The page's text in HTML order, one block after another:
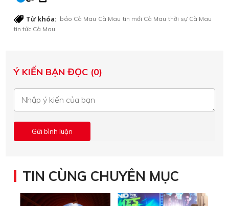
Từ khóa: báo Cà Mau Cà Mau tin mới Cà Mau thời sự Cà Mau
tin tức Cà Mau
Ý KIẾN BẠN ĐỌC (0)
TIN CÙNG CHUYÊN MỤC